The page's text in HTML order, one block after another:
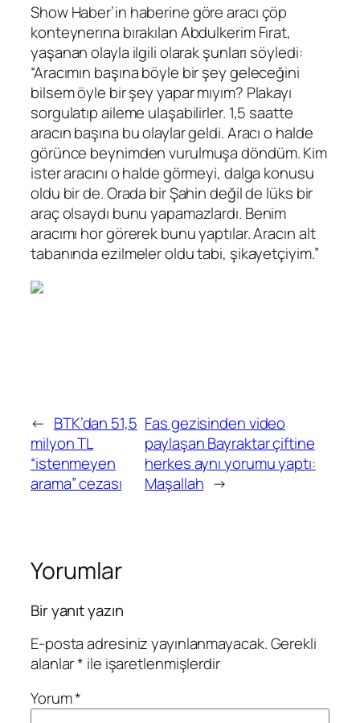
Show Haber’in haberine göre aracı çöp
konteynerına bırakılan Abdulkerim Fırat,
yaşanan olayla ilgili olarak şunları söyledi:
“Aracımın başına böyle bir şey geleceğini
bilsem öyle bir şey yapar mıyım? Plakayı
sorgulatıp aileme ulaşabilirler. 1,5 saatte
aracın başına bu olaylar geldi. Aracı o halde
görünce beynimden vurulmuşa döndüm. Kim
ister aracını o halde görmeyi, dalga konusu
oldu bir de. Orada bir Şahin değil de lüks bir
araç olsaydı bunu yapamazlardı. Benim
aracımı hor görerek bunu yaptılar. Aracın alt
tabanında ezilmeler oldu tabi, şikayetçiyim.”
← BTK’dan 51,5
milyon TL
“istenmeyen
arama” cezası
Fas gezisinden video
paylaşan Bayraktar çiftine
herkes aynı yorumu yaptı:
Maşallah →
Yorumlar
Bir yanıt yazın
E-posta adresiniz yayınlanmayacak.Gerekli
alanlar* ile işaretlenmişlerdir
Yorum*